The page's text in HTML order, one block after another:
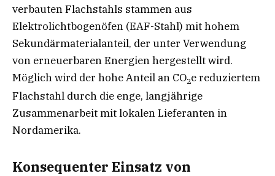
verbauten Flachstahls stammen aus
Elektrolichtbogenöfen (EAF-Stahl) mit hohem
Sekundärmaterialanteil, der unter Verwendung
von erneuerbaren Energien hergestellt wird.
Möglich wird der hohe Anteil an CO2e reduziertem
Flachstahl durch die enge, langjährige
Zusammenarbeit mit lokalen Lieferanten in
Nordamerika.
Konsequenter Einsatz von